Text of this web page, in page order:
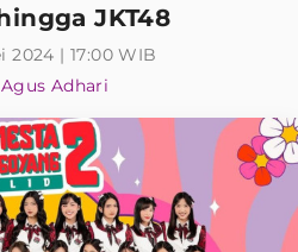
JKT48
2024 | 17:00 WIB
Agus Adhari